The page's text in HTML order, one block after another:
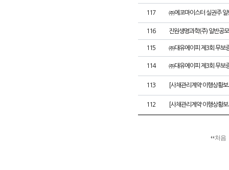
117 ㈜에코마이스터 실권주 일
116 진원생명과학(주) 일반공
115 ㈜대유에이피 제3회 무보
114 ㈜대유에이피 제3회 무보
113 [사채관리계약 이행상황
112 [사채관리계약 이행상황
처음